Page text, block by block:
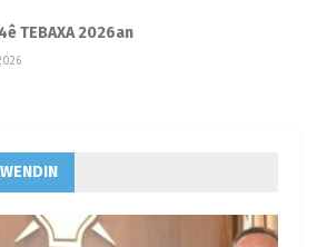
TEBAXA 2026an